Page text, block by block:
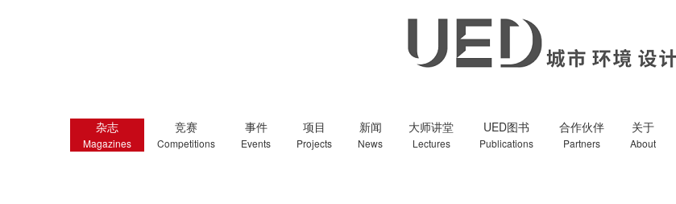
杂志
Magazines
竞赛
Competitions
事件
Events
项目
Projects
新闻
News
大师讲堂
Lectures
UED图书
Publications
合作伙伴
Partners
关于
About